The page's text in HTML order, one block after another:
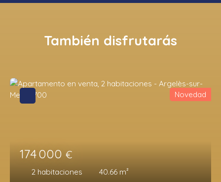
También disfrutarás
174 000 €
2 habitaciones 40.66 m²
Novedad